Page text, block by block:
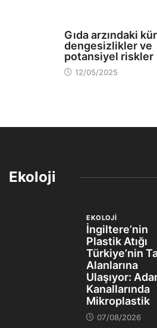
Gıda arzındaki
dengesizlikler ve
potansiyel riskler
12/05/2025
Ekoloji
EKOLOJİ
İngiltere’nin
Plastik Atığı
Türkiye’nin
Alanlarına
Ulaşıyor:
Kanallarında
Mikroplastik
07/08/2026